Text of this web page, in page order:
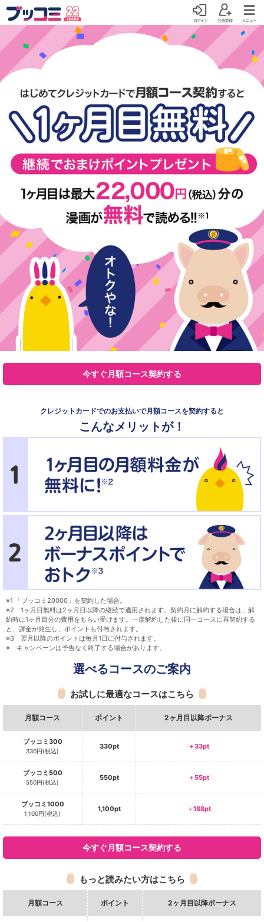
今すぐ月額コース契約する
クレジットカードでのお支払いで月額コースを契約すると
こんなメリットが！
※1 「ブッコミ20000」を契約した場合。
※2 1ヶ月目無料は2ヶ月目以降の継続で適用されます。契約月に解約する場合は、解
約時に1ヶ月目分の費用をもらい受けます。一度解約した後に同一コースに再契約する
と、課金が発生し、ポイントも付与されます。
※3 翌月以降のポイントは毎月1日に付与されます。
※ キャンペーンは予告なく終了する場合があります。
選べるコースのご案内
お試しに最適なコースはこちら
月額コース ポイント 2ヶ月目以降ボーナス
ブッコミ300
330円(税込)
330pt ＋33pt
ブッコミ500
550円(税込)
550pt ＋55pt
ブッコミ1000
1,100円(税込)
1,100pt ＋188pt
今すぐ月額コース契約する
もっと読みたい方はこちら
月額コース ポイント 2ヶ月目以降ボーナス